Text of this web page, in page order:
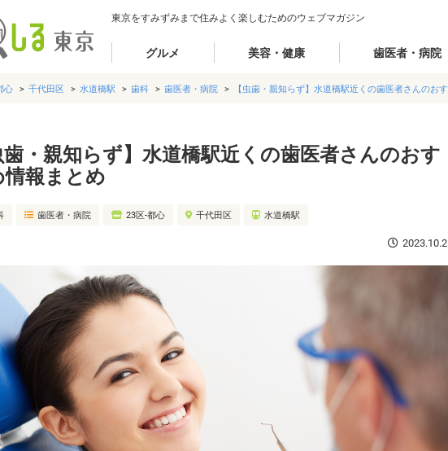
東京をすみずみまで住みよく楽しむためのウェブマガジン
グルメ 美容・健康 歯医者・病院
心 千代田区 水道橋駅 歯科 歯医者・病院 【虫歯・親知らず】水道橋駅近くの歯医者さんのお
歯・親知らず】水道橋駅近くの歯医者さんのおす
情報まとめ
歯医者・病院 23区-都心 千代田区 水道橋駅